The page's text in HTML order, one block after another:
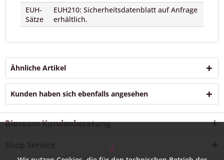
EUH-
Sätze
EUH210: Sicherheitsdatenblatt auf Anfrage
erhältlich.
Ähnliche Artikel
Kunden haben sich ebenfalls angesehen
Bioraum Kundenberatung